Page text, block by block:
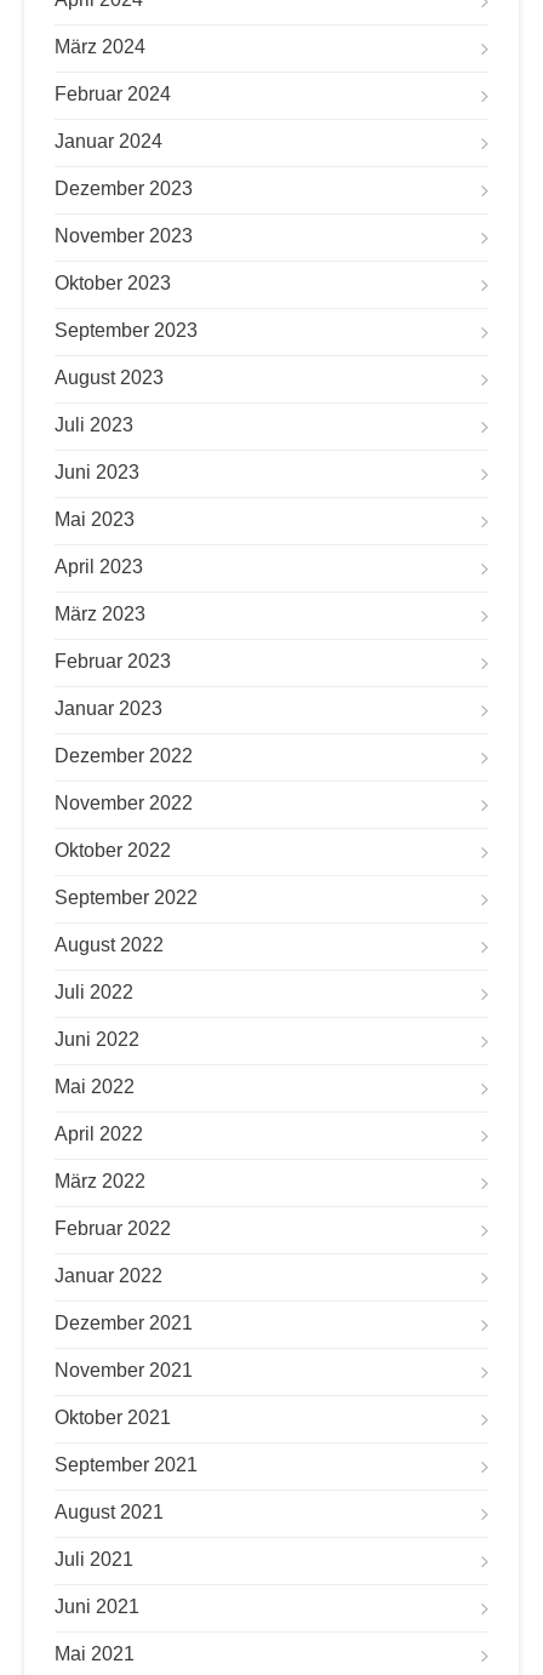
März 2024
Februar 2024
Januar 2024
Dezember 2023
November 2023
Oktober 2023
September 2023
August 2023
Juli 2023
Juni 2023
Mai 2023
April 2023
März 2023
Februar 2023
Januar 2023
Dezember 2022
November 2022
Oktober 2022
September 2022
August 2022
Juli 2022
Juni 2022
Mai 2022
April 2022
März 2022
Februar 2022
Januar 2022
Dezember 2021
November 2021
Oktober 2021
September 2021
August 2021
Juli 2021
Juni 2021
Mai 2021